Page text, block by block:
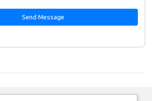
Send Message